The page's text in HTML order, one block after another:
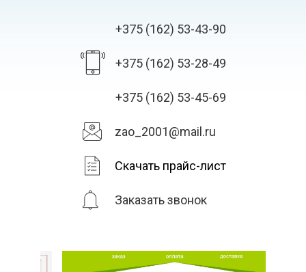
zao_2001@mail.ru
Скачать прайс-лист
Заказать звонок
+375 (162) 53-43-90
+375 (162) 53-28-49
+375 (162) 53-45-69